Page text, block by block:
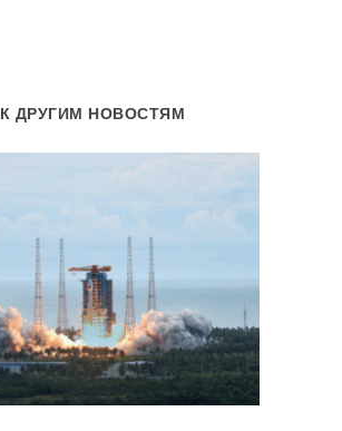
К ДРУГИМ НОВОСТЯМ